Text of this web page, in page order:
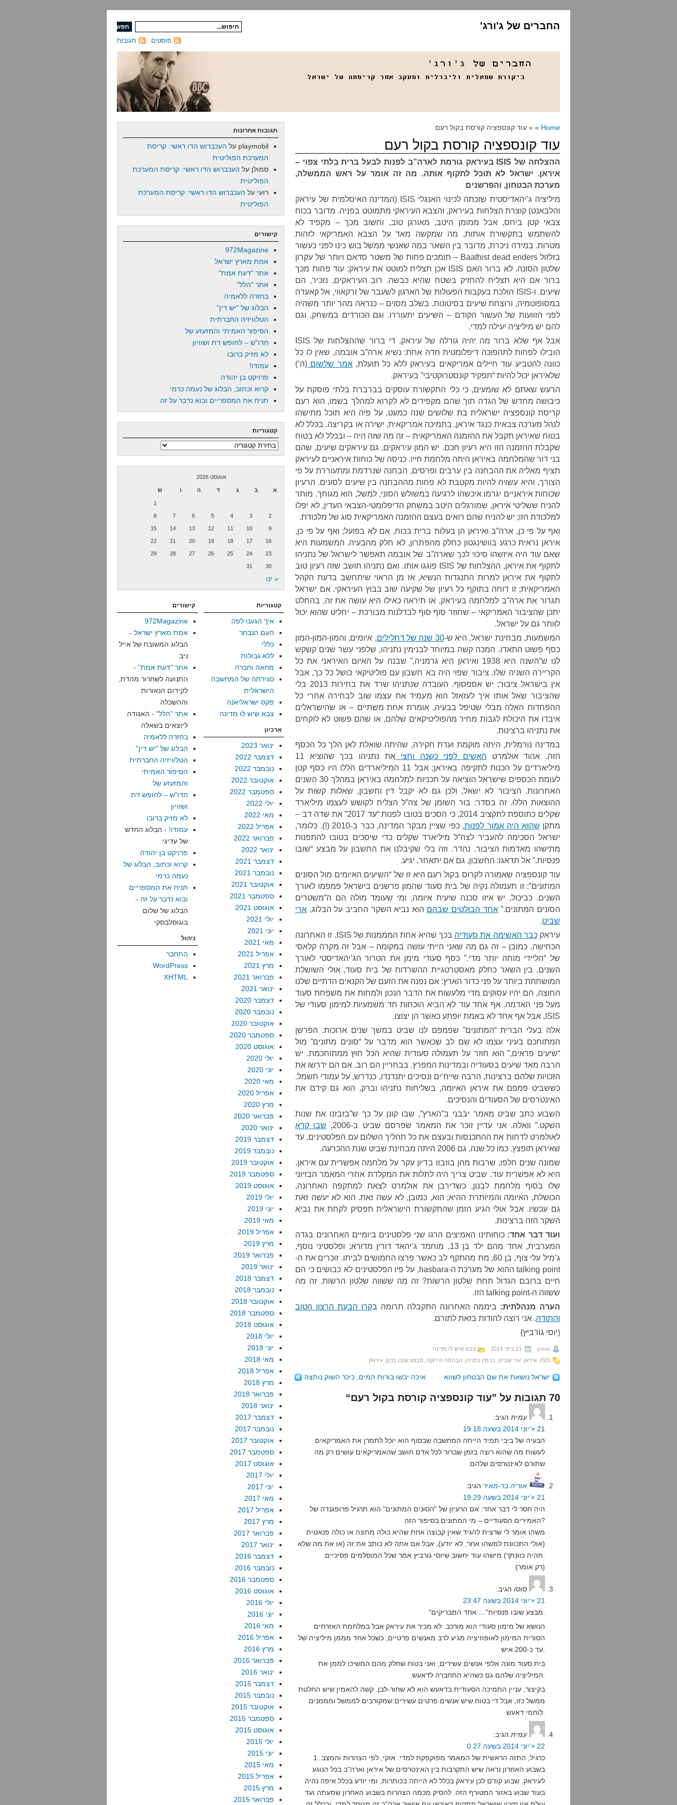
החברים של ג'ורג'
תגובות פוסטים
Home » » עוד קונספציה קורסת בקול רעם
עוד קונספציה קורסת בקול רעם
ההצלחה של ISIS בעיראק גורמת לארה”ב לפנות לבעל ברית בלתי צפוי –
איראן. ישראל לא תוכל לתקוף אותה. מה זה אומר על ראש הממשלה,
מערכת הבטחון, והפרשנים
מיליציה ג’יהאדיסטית שזכתה לכינוי האנגלי ISIS (המדינה האיסלמית של עיראק
והלבאנט) קוצרת הצלחות בעיראק, והצבא העיראקי מתמוטט בפניה. מדובר בכוח
צבאי קטן ביחס, אבל ממומן היטב, מאורגן טוב, וחשוב מכך – מקפיד לא
להשתמש בתקשורת אותות, מה שמקשה מאד על הצבא האמריקאי לזהות
מטרות. במידה ניכרת, מדובר בין השאר במה שאנשי ממשל בוש כינו לפני כעשור
בזלזול Baathist dead enders – תומכים פחות של משטר סדאם ויותר של עקרון
שלטון הסונה. לא ברור האם ISIS אכן תצליח למוטט את עיראק: עוד פחות מכך
ברור אם היא תצליח להחזיק בשטח שהיא כבשה. רוב העיראקים, נזכיר, הם
שיעים. ו-ISIS הולכת בעקבות הפעולות של הארגון לשעבר של זרקאווי, אל קאעדה
במסופוטמיה, ורוצחת שיעים בסיטונות. בשלב מסוים – כנראה מהר יותר משהיה
לפני הזוועות של העשור הקודם – השיעים יתעוררו. וגם הכורדים במשחק, וגם
להם יש מיליציה יעילה למדי.
אבל אף שלא ברור מה יהיה גורלה של עיראק, די ברור שההצלחות של ISIS
הובילו לפחות לתהפוכה דיפלומטית חדה אחת: נשיא ארה”ב אובמה, שאין לו כל
כוונה להטביע עוד חיילים אמריקאים בעיראק ללא כל תועלת,אמר שלשום (ה’)
שלאיראן יכול להיות “תפקיד קונסטרוקטיבי” בעיראק.
הרעש שאתם לא שומעים, כי כלי התקשורת עוסקים בברברת בלתי פוסקת על
כיבושה מחדש של הגדה תוך שהם מקפידים לא לקרוא למהלך בשמו, הוא רעם
קריסת קונספציה ישראלית בת שלושים שנה כמעט, על פיה היא תוכל מתישהו
לנהל מערכה צבאית כנגד איראן, בתמיכה אמריקאית, ישירה או בקריצה. בכלל לא
בטוח שאיראן תקבל את ההזמנה האמריקאית – זה מה שזה היה – ובכלל לא בטוח
שקבלת ההזמנה הזו היא רעיון חכם. יש המון עיראקים, גם עיראקים שיעים, שהם
בני דור שהמלחמה באיראן היתה מלחמת חייו. כניסה של כוחות איראניים לעיראק
תציף מאליה את ההבחנה בין ערבים ופרסים, הבחנה שנרדמת ומתעוררת על פי
הצורך, והיא עשויה להיות מקטבת לא פחות מההבחנה בין שיעים לסונים. הרעיון
שכוחות איראניים יגרמו איכשהו לרגיעה במשולש הסוני, למשל, הוא מגוחך. מותר
להניח ששליטי איראן, שמורגלים היטב במשחק הדיפלומטי-הצבאי העדין, לא יפלו
למלכודת הזו; יש להניח שהם רואים בעצם ההזמנה האמריקאית סוג של מלכודת.
ואף על פי כן, ארה”ב ואיראן הן בעלות ברית בכוח, אם לא בפועל; ואף על פי כן,
איראן נראית כרגע בוושינגטון כחלק מהפתרון, לא חלק מהבעיה. המשמעות היא
שאם עוד היה איזשהו סיכוי לכך שארה”ב של אובמה תאפשר לישראל של נתניהו
לתקוף את איראן, ההצלחות של ISIS פוגגו אותו. ואם נתניהו חושב שזה רעיון טוב
לתקוף את איראן למרות התנגדות הנשיא, אז מן הראוי שיתחשב בדעת הקהל
האמריקאית; זו דוחה בתוקף כל רעיון של שקיעה שוב בבוץ העיראקי. אם ישראל
תגרור את ארה”ב למלחמה בעיראק, או תיראה כאילו היא עושה את זה, בהחלט
יתכן שהציבור האמריקאי – שחוזר סוף סוף לבדלנות מבורכת – יחליט שהוא יכול
לוותר גם על ישראל.
המשמעות, מבחינת ישראל, היא ש-30 שנה של דחלילים,
איומים, והמון-המון-המון
כסף פשוט התאדו. המכה קשה במיוחד לבנימין נתניהו, שלפני עשר שנים קשקש
לנו ש”השנה היא 1938 ואיראן היא גרמניה,” שבנה על האיום האיראני את כל
הקריירה השניה שלו. ציבור שפוי היה בא חשבון עם פוליטיקאי כושל כל כך, אבל
אין בישראל ציבור; יש אספסוף. העובדה שנתניהו שרד את בחירות 2013 בלי
שהציבור שאל אותו איך לעזאזל הוא מעמיד את עצמו שוב לבחירה אחרי כל
ההפחדות האלה מבלי שטיפל בבעיה, אומרת אחת משתיים – או שהישראלים
איבדו את היכולת לגבות מחיר מהפוליטיקאים שלהם, או שהם פשוט לא לוקחים
את נתניהו ברצינות.
במדינה נורמלית, היתה מוקמת ועדת חקירה, שהיתה שואלת לאן הלך כל הכסף
הזה. אהוד אולמרט האשים לפני כשנה וחצי
את נתניהו בכך שהוציא 11
מיליארדים על הכנות לתקיפה באיראן; אבל 11 המיליארדים הללו היו כסף קטן
לעומת הכספים שישראל הוציאה על תכניות למלחמה באיראן במהלך 30 השנים
האחרונות. הציבור לא ישאל, ולכן גם לא יקבל דין וחשבון, שאלות קשות על
ההוצאות הללו. זה בסדר: בור השומן של צה”ל הצליח לקושש לעצמו מיליארד
שקלים כתוספת לתקציב 2014, כי הסכים בטובו לפנות “עד 2017” את שדה דב –
מתקן שהוא היה אמור לפנות
, כפי שציין מבקר המדינה, כבר ב-2010 (!). כלומר,
ישראל הסכימה להעביר לצה”ל מיליארד שקלים כדי שיסכים בטובו להתפנות
מתישהו מאדמות הציבור. נהדר. וזה בלי שקיבלנו את החשבון על מבצע “שובו
פנסיות.” אל תדאגו: החשבון, גם אם יתאחר, יגיע.
עוד קונספציה שאמורה לקרוס בקול רעם היא זו של “השיעים האיומים מול הסונים
המתונים”: זו תעמולה נקיה של בית סעוד שהמון פרשנים בישראל פמפמו לאורך
השנים. כביכול, יש איזו סכנה שיעית איומה, ומי שעומד מולה הם ה”משטרים
הסונים המתונים.”אחד הבולטים שבהם הוא נביא השקר החביב על הבלוג, ארי
שביט.
עיראקכבר האשימה את סעודיה
בכך שהיא אחת המממנות של ISIS. זו האחרונה
הכחישה, כמובן – זה גם מה שאני הייתי עושה במקומה – אבל זה מקרה קלאסי
של “הליידי מוחה יותר מדי.” כסף סעודי מימן את הטרור הג’יהאדיסטי לאורך
השנים, בין השאר כחלק מאסטרטגיית ההשרדות של בית סעוד, אולי השושלת
המושחתת ביותר על פני כדור הארץ: אם נפנה את הזעם של הקנאים הדתיים שלנו
החוצה, הם יהיו עסוקים מדי מלעשות את הדבר הנכון ולמחות את משפחת סעוד
מעל פני האדמה. אף אחד עוד לא הביא הוכחות חד משמעיות למימון סעודי של
ISIS, אבל אף אחד לא באמת יופתע כאשר הן יצוצו.
אלה בעלי הברית “המתונים” שפמפם לנו שביט במשך שנים ארוכות. הפרשן
המתוחכם בעיני עצמו לא שם לב שכאשר הוא מדבר על “סונים מתונים” מול
“שיעים פראים,” הוא חוזר על תעמולה סעודית שהיא הכל חוץ ממתוחכמת. יש
הרבה מאד שיעים בסעודיה ובמדינות המפרץ. בבחריין הם רוב. אם הם ידרשו את
הזכויות שלהם ברצינות, הרבה שייח’ים ונסיכים יתנדנדו, כנדרש, על עמודי חשמל.
כששביט פמפם את איראן האיומה, בשליחות נתניהו וברק, הוא גם קידם את
האינטרסים של הסעודים והנסיכים.
השבוע כתב שביט מאמר יבבני ב”הארץ”, שבו קונן על כך ש”בזבזנו את שנות
השקט.” וואלה. אני עדיין זוכר את המאמר שפרסם שביט ב-2006,
שבו קרא
לאולמרט לדחות את ההתכנסות ובעצם את כל תהליך השלום עם הפלסטינים, עד
שאיראן תופצץ. כמו כל שנה, גם 2006 היתה מבחינת שביט שנת ההכרעה.
שמונה שנים חלפו, שרבות מהן בוזבזו בדיון עקר על מלחמה אפשרית עם איראן.
היא לא אפשרית עוד. שביט צריך היה לתלות את המקלדת אחרי המאמר הבזיוני
שלו בסוף מלחמת לבנון, כשדירבן את אולמרט לצאת למתקפה האחרונה,
הכושלת, האיומה והמיותרת ההיא; הוא, כמובן, לא עשה זאת. הוא לא יעשה זאת
גם עכשיו. אבל אולי הגיע הזמן שהתקשורת הישראלית תפסיק לקחת את נביא
השקר הזה ברצינות.
ועוד דבר אחד: כוחותינו האמיצים הרגו שני פלסטינים ביומיים האחרונים בגדה
המערבית, אחד מהם ילד בן 13, מוחמד ג’יהאד דורין מדורא; ופלסטיני נוסף,
ג’מיל עלי צוף, בן 60, מת מהתקף לב כאשר פרצו החמושים לביתו. זוכרים את ה-
talking point ההוא של מערכת ה-hasbara, על פיו הפלסטינים לא כבושים כי הם
חיים ברובם הגדול תחת שלטון הרשות? זה מה ששווה שלטון הרשות. זה מה
ששווה ה-talking point הזו.
הערה מנהלתית: ביממה האחרונה התקבלה תרומה בקרן הבעת הרצון הטוב
והתודה. אני רוצה להודות בזאת לתורם.
(יוסי גורביץ)
yossi 21 ביוני 2014
צבא שיש לו מדינה
ISIS איראן ארי שביט בנימין נתניהו הבהמה הירוקה מבצע שובו בנים עיראק
ישראל נושאת את שם הבטחון לשווא איכה יבשו בורות המים, כיכר השוק נותצה
70 תגובות על ”עוד קונספציה קורסת בקול רעם“
עמית הגיב:
21 ×‘יוני 2014 בשעה 19:18
הבעיה של ביבי תמיד הייתה המחשבה שבסוף הוא יוכל לתמרן את האמריקאים
לעשות מה שהוא רוצה בזמן שברור לכל אדם חושב שהאמריקאים עושים רק מה
שתורם לאינטרסים שלהם
אוריה בר-מאיר הגיב:
21 ×‘יוני 2014 בשעה 19:29
היה חסר לי דבר אחד: אם הרעיון של "הסונים המתונים" הוא תרגיל פרופגנדה של
האמירים הסעודיים – מי המתונים בסיפור הזה?
משהו אומר לי שרצית להגיד שאין קבוצה אחת שהיא כולה מתונה או כולה פנאטית
(אולי התכוונת למשהו אחר, לא יודע), אבל אם אתה לא כותב את זה (או את מה שלא
(רק אומר)
סוסו הגיב:
21 ×‘יוני 2014 בשעה 23:47
הנושא של מימון סעודי הוא מורכב. לא מכיר את עיראק אבל במלחמת האזרחים
הסורית המימון לאופוזיציה מגיע לרב מאנשים פרטיים, כשכל אחד מממן מיליציה של
בית סעוד מונה אלפי אנשים עשירים, ואני בטוח שחלק מהם המשיכו לממן את
בקיצור, עניין התמיכה הסעודית בדאעש הוא לא שחור-לבן. קשה להאמין שיש החלטת
ממשל כזו, אבל די בטוח שיש אנשים פרטים עשירים שמקורבים לממשל ומממנים
עמית הגיב:
22 ×‘יוני 2014 בשעה 0:27
1. כרגיל, התזה הראשית של המאמר מפוקפקת למדי. אוקי, לפי הצהרות והמצב
בשבוע האחרון נראה שיש התקרבות בין האינטרסים של איראן וארה"ב בכל הנוגע
לעיראק. שבוע קודם לכן עיראק בכלל לא הייתה בכותרות, ומי יודע בכלל איפה נהיה
בעוד שבוע באזור המטורף הזה. להסיק מכמה הצהרות בשבוע האחרון שמעתה ועד
תגובות אחרונות
playmobil על העכברוש הדו ראשי: קריסת
המערכת הפוליטית
סמולן על העכברוש הדו ראשי: קריסת המערכת
הפוליטית
רועי על העכברוש הדו ראשי: קריסת המערכת
הפוליטית
קישורים
972Magazine
אמת מארץ ישראל
אתר "דעת אמת"
אתר "הלל"
בחזרה ללאמיה
הבלוג של "יש דין"
הטלוויזיה החברתית
הסיפור האמיתי והמזעזע של
חדו"ש – לחופש דת ושוויון
לא מזיק ברובו
עמודו!
פרויקט בן יהודה
קרוא וכתוב, הבלוג של נעמה כרמי
תניח את המספריים ובוא נדבר על זה
קטגוריות
קטגוריות
אוגוסט 2026
א ב ג ד ה ו ש
1
2
3
4
5
6
7
8
9
10
11
12
13
14
15
16
17
18
19
20
21
22
23
24
25
26
27
28
29
30
31
« ינו
קטגוריות
איך הגענו לפה
העם הנבחר
כללי
ללא גבולות
מחאה וחברה
סגירתה של המחשבה
הישראלית
פקס ישראליאנה
צבא שיש לו מדינה
ארכיון
ינואר 2023
דצמבר 2022
נובמבר 2022
אוקטובר 2022
ספטמבר 2022
יולי 2022
מאי 2022
אפריל 2022
פברואר 2022
ינואר 2022
דצמבר 2021
נובמבר 2021
אוקטובר 2021
ספטמבר 2021
אוגוסט 2021
יולי 2021
יוני 2021
מאי 2021
אפריל 2021
מרץ 2021
פברואר 2021
ינואר 2021
דצמבר 2020
נובמבר 2020
אוקטובר 2020
ספטמבר 2020
אוגוסט 2020
יולי 2020
יוני 2020
מאי 2020
אפריל 2020
מרץ 2020
פברואר 2020
ינואר 2020
דצמבר 2019
נובמבר 2019
אוקטובר 2019
ספטמבר 2019
אוגוסט 2019
יולי 2019
יוני 2019
מאי 2019
אפריל 2019
מרץ 2019
פברואר 2019
ינואר 2019
דצמבר 2018
נובמבר 2018
אוקטובר 2018
ספטמבר 2018
אוגוסט 2018
יולי 2018
יוני 2018
מאי 2018
אפריל 2018
מרץ 2018
פברואר 2018
ינואר 2018
דצמבר 2017
נובמבר 2017
אוקטובר 2017
ספטמבר 2017
אוגוסט 2017
יולי 2017
יוני 2017
מאי 2017
אפריל 2017
מרץ 2017
פברואר 2017
ינואר 2017
דצמבר 2016
נובמבר 2016
ספטמבר 2016
אוגוסט 2016
יולי 2016
יוני 2016
מאי 2016
אפריל 2016
מרץ 2016
פברואר 2016
ינואר 2016
דצמבר 2015
נובמבר 2015
אוקטובר 2015
ספטמבר 2015
אוגוסט 2015
יולי 2015
יוני 2015
מאי 2015
אפריל 2015
מרץ 2015
פברואר 2015
קישורים
972Magazine
אמת מארץ ישראל -
הבלוג המשובח של אייל
ניב
אתר "דעת אמת" -
התנועה לשחרור מהדת,
לקידום הנאורות
וההשכלה
אתר "הלל" - האגודה
ליוצאים בשאלה
בחזרה ללאמיה
הבלוג של "יש דין"
הטלוויזיה החברתית
הסיפור האמיתי
והמזעזע של
חדו"ש – לחופש דת
ושוויון
לא מזיק ברובו
עמודו! - הבלוג החדש
של עדיגי
פרויקט בן יהודה
קרוא וכתוב, הבלוג של
נעמה כרמי
תניח את המספריים
ובוא נדבר על זה -
הבלוג של שלום
בוגוסלבסקי
ניהול
התחבר
WordPress
XHTML